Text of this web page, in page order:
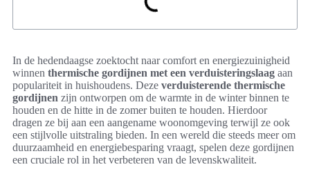
In de hedendaagse zoektocht naar comfort en energiezuinigheid
winnen thermische gordijnen met een verduisteringslaag aan
populariteit in huishoudens. Deze verduisterende thermische
gordijnen zijn ontworpen om de warmte in de winter binnen te
houden en de hitte in de zomer buiten te houden. Hierdoor
dragen ze bij aan een aangename woonomgeving terwijl ze ook
een stijlvolle uitstraling bieden. In een wereld die steeds meer om
duurzaamheid en energiebesparing vraagt, spelen deze gordijnen
een cruciale rol in het verbeteren van de levenskwaliteit.